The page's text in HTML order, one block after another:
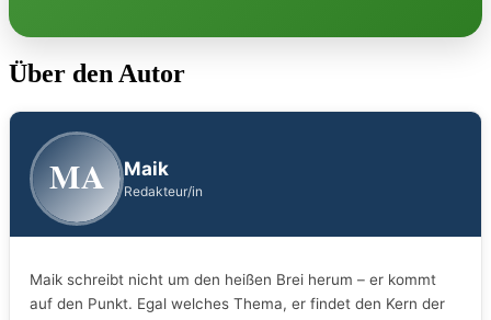
Über den Autor
MA Maik
Redakteur/in
Maik schreibt nicht um den heißen Brei herum – er kommt
auf den Punkt. Egal welches Thema, er findet den Kern der